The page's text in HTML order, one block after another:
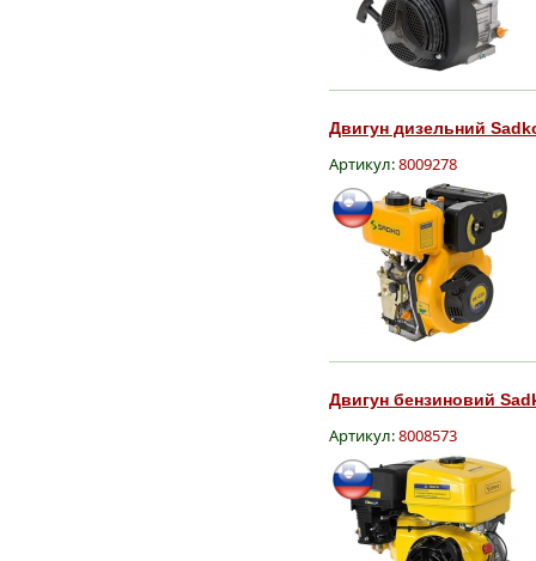
Двигун дизельний
Артикул:8009278
Двигун бензиновий
Артикул:8008573